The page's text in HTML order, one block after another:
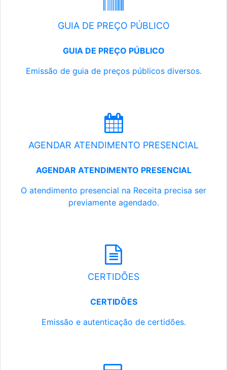
GUIA DE PREÇO PÚBLICO
GUIA DE PREÇO PÚBLICO
Emissão de guia de preços públicos diversos.
AGENDAR ATENDIMENTO PRESENCIAL
AGENDAR ATENDIMENTO PRESENCIAL
O atendimento presencial na Receita precisa ser
previamente agendado.
CERTIDÕES
CERTIDÕES
Emissão e autenticação de certidões.